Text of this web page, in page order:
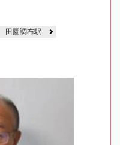
田園調布駅